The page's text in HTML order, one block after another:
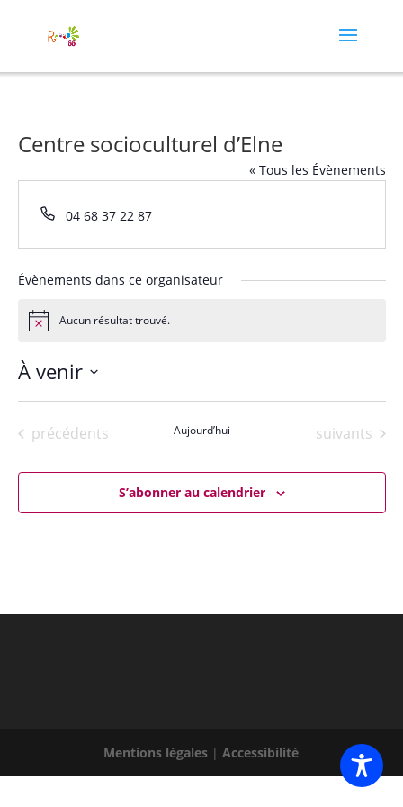
Centre socioculturel d’Elne
« Tous les Évènements
Téléphone
04 68 37 22 87
Évènements dans ce organisateur
NoticeAucun résultat trouvé.
À venir
date.Évènements
précédents Aujourd’hui Évènements
suivants
S’abonner au calendrier
Mentions légales |Accessibilité